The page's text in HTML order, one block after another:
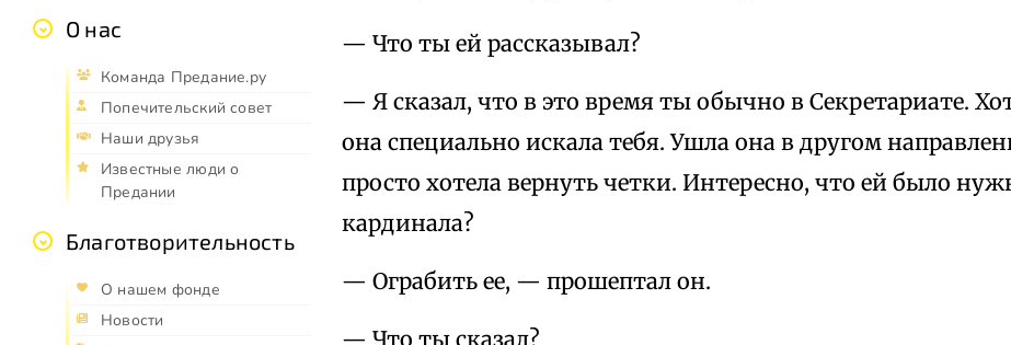
О нас
Команда Предание.ру
Попечительский совет
Наши друзья
Известные люди о
Предании
Благотворительность
О нашем фонде
Новости
— Что ты ей рассказывал?
— Я сказал, что в это время ты обычно в Секретариате.
она специально искала тебя. Ушла она в другом
просто хотела вернуть четки. Интересно, что ей было
кардинала?
— Ограбить ее, — прошептал он.
— Что ты сказал?